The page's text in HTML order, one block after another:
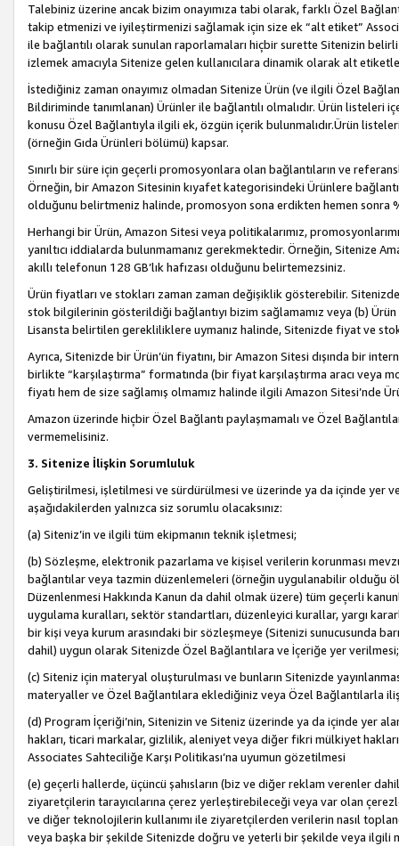
Talebiniz üzerine ancak bizim onayımıza tabi olarak, farklı Özel
takip etmenizi ve iyileştirmenizi sağlamak için size ek “alt etiket”
ile bağlantılı olarak sunulan raporlamaları hiçbir surette Sitenizin belirli
izlemek amacıyla Sitenize gelen kullanıcılara dinamik olarak alt
İstediğiniz zaman onayımız olmadan Sitenize Ürün (ve ilgili Özel
Bildiriminde tanımlanan) Ürünler ile bağlantılı olmalıdır. Ürün listeleri
konusu Özel Bağlantıyla ilgili ek, özgün içerik bulunmalıdır.Ürün
(örneğin Gıda Ürünleri bölümü) kapsar.
Sınırlı bir süre için geçerli promosyonlara olan bağlantıların ve
Örneğin, bir Amazon Sitesinin kıyafet kategorisindeki Ürünlere
olduğunu belirtmeniz halinde, promosyon sona erdikten hemen sonra
Herhangi bir Ürün, Amazon Sitesi veya politikalarımız,
yanıltıcı iddialarda bulunmamanız gerekmektedir. Örneğin, Sitenize
akıllı telefonun 128 GB’lık hafızası olduğunu belirtemezsiniz.
Ürün fiyatları ve stokları zaman zaman değişiklik gösterebilir.
stok bilgilerinin gösterildiği bağlantıyı bizim sağlamamız veya (b)
Lisansta belirtilen gerekliliklere uymanız halinde, Sitenizde fiyat ve
Ayrıca, Sitenizde bir Ürün’ün fiyatını, bir Amazon Sitesi dışında bir
birlikte “karşılaştırma” formatında (bir fiyat karşılaştırma aracı veya
fiyatı hem de size sağlamış olmamız halinde ilgili Amazon Sitesi’nde
Amazon üzerinde hiçbir Özel Bağlantı paylaşmamalı ve Özel
vermemelisiniz.
3. Sitenize İlişkin Sorumluluk
Geliştirilmesi, işletilmesi ve sürdürülmesi ve üzerinde ya da içinde yer
aşağıdakilerden yalnızca siz sorumlu olacaksınız:
(a) Siteniz’in ve ilgili tüm ekipmanın teknik işletmesi;
(b) Sözleşme, elektronik pazarlama ve kişisel verilerin korunması
bağlantılar veya tazmin düzenlemeleri (örneğin uygulanabilir olduğu
Düzenlenmesi Hakkında Kanun da dahil olmak üzere) tüm geçerli
uygulama kuralları, sektör standartları, düzenleyici kurallar, yargı
bir kişi veya kurum arasındaki bir sözleşmeye (Sitenizi sunucusunda
dahil) uygun olarak Sitenizde Özel Bağlantılara ve İçeriğe yer verilmesi;
(c) Siteniz için materyal oluşturulması ve bunların Sitenizde
materyaller ve Özel Bağlantılara eklediğiniz veya Özel Bağlantılarla
(d) Program İçeriği’nin, Sitenizin ve Siteniz üzerinde ya da içinde yer
hakları, ticari markalar, gizlilik, aleniyet veya diğer fikri mülkiyet
Associates Sahteciliğe Karşı Politikası’na uyumun gözetilmesi
(e) geçerli hallerde, üçüncü şahısların (biz ve diğer reklam verenler
ziyaretçilerin tarayıcılarına çerez yerleştirebileceği veya var olan
ve diğer teknolojilerin kullanımı ile ziyaretçilerden verilerin nasıl
veya başka bir şekilde Sitenizde doğru ve yeterli bir şekilde veya ilgili